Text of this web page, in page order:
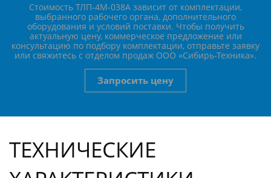
Стоимость ТЛП-4М-038А зависит от комплектации,
выбранного рабочего органа, дополнительного
оборудования и условий поставки. Чтобы получить
актуальную цену, коммерческое предложение или
консультацию по подбору комплектации, отправьте заявку
или свяжитесь с отделом продаж ООО «Сибирь-Техника».
Запросить цену
ТЕХНИЧЕСКИЕ